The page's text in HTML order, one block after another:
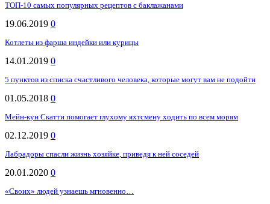
ТОП-10 самых популярных рецептов с баклажанами
19.06.2019 0
Котлеты из фарша индейки или курицы
14.01.2019 0
5 пунктов из списка счастливого человека, которые могут вам не подойти
01.05.2018 0
Мейн-кун Скатти помогает глухому яхтсмену ходить по всем морям
02.12.2019 0
Лабрадоры спасли жизнь хозяйке, приведя к ней соседей
20.01.2020 0
«Своих» людей узнаешь мгновенно…